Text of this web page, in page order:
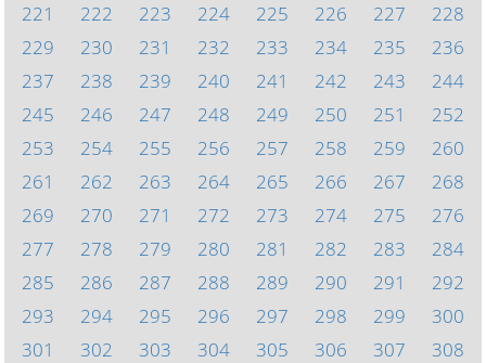
221
222 223 224 225 226 227
228
229
230 231 232 233 234 235
236
237
238 239 240 241 242 243
244
245
246 247 248 249 250 251
252
253
254 255 256 257 258 259
260
261
262 263 264 265 266 267
268
269
270 271 272 273 274 275
276
277
278 279 280 281 282 283
284
285
286 287 288 289 290 291
292
293
294 295 296 297 298 299
300
301
302 303 304 305 306 307
308